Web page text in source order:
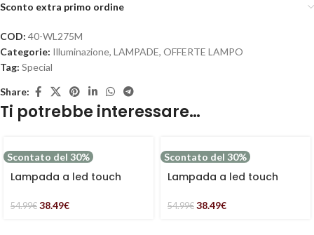
Sconto extra primo ordine
COD: 40-WL275M
Categorie: Illuminazione, LAMPADE, OFFERTE LAMPO
Tag: Special
Share:
Ti potrebbe interessare…
Scontato del 30%
Lampada a led touch
colorazioni luce
54.99€ 38.49€
Scontato del 30%
Lampada a led touch
colorazioni luce
54.99€ 38.49€